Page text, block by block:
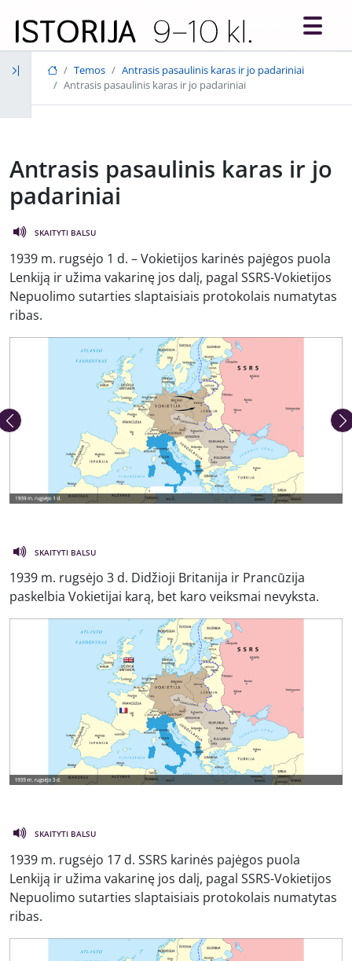
Temos
Antrasis pasaulinis karas ir jo padariniai
Antrasis pasaulinis karas ir jo padariniai
Antrasis pasaulinis karas ir jo
padariniai
SKAITYTI BALSU
1939 m. rugsėjo 1 d. – Vokietijos karinės pajėgos puola
Lenkiją ir užima vakarinę jos dalį, pagal SSRS-Vokietijos
Nepuolimo sutarties slaptaisiais protokolais numatytas
ribas.
Ankstesnė nuotrauka Kita
SKAITYTI BALSU
1939 m. rugsėjo 3 d. Didžioji Britanija ir Prancūzija
paskelbia Vokietijai karą, bet karo veiksmai nevyksta.
SKAITYTI BALSU
1939 m. rugsėjo 17 d. SSRS karinės pajėgos puola
Lenkiją ir užima vakarinę jos dalį, pagal SSRS-Vokietijos
Nepuolimo sutarties slaptaisiais protokolais numatytas
ribas.